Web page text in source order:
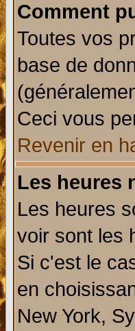
Comment
Toutes vos
base de
Ceci vous
Revenir en
Les heures
Les heures
voir sont les
Si c'est le
en
New York,